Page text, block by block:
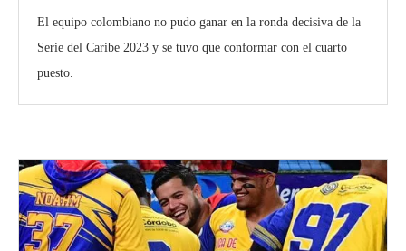
El equipo colombiano no pudo ganar en la ronda decisiva de la
Serie del Caribe 2023 y se tuvo que conformar con el cuarto
puesto.